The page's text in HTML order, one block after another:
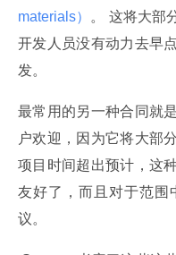
materials）
。 这将大部
开发人员没有动力去早
发。
最常用的另一种合同就是
户欢迎，因为它将大部
项目时间超出预计，这
友好了，而且对于范围
议。